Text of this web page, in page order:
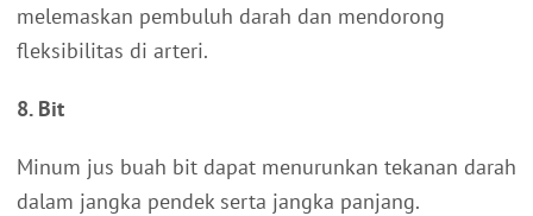
melemaskan pembuluh darah dan mendorong
fleksibilitas di arteri.
8. Bit
Minum jus buah bit dapat menurunkan tekanan darah
dalam jangka pendek serta jangka panjang.